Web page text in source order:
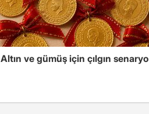
Altın ve gümüş için çılgın senaryo